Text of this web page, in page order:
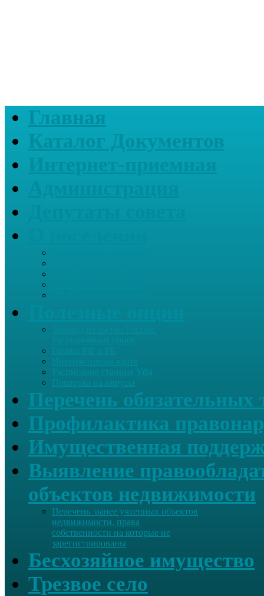
Главная
Каталог Документов
Интерактивная карта
Расписание станция Уфа
Проверка на вирусы
Перечень обязательных
Профилактика
Имущественная
Выявление
объектов недвижимости
Перечень ранее учтенных объектов
недвижимости, права
собственности на которые не
зарегистрированы
Бесхозяйное имущество
Трезвое село